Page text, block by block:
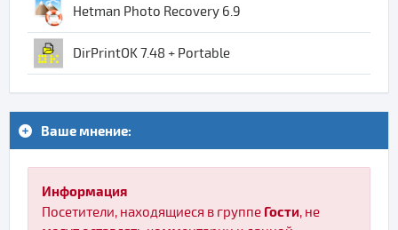
Hetman Photo Recovery 6.9
DirPrintOK 7.48 + Portable
Ваше мнение:
Информация
Посетители, находящиеся в группе Гости, не